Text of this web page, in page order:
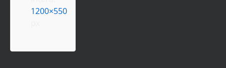
1200×550